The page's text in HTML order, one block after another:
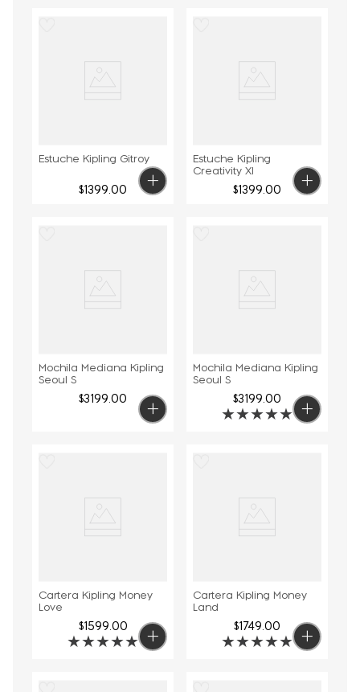
Estuche Kipling Gitroy
$1399.00
Estuche Kipling
Creativity Xl
$1399.00
Mochila Mediana Kipling
Seoul S
$3199.00
Mochila Mediana Kipling
Seoul S
$3199.00
★★★★★
Cartera Kipling Money
Love
$1599.00
★★★★★
Cartera Kipling Money
Land
$1749.00
★★★★★